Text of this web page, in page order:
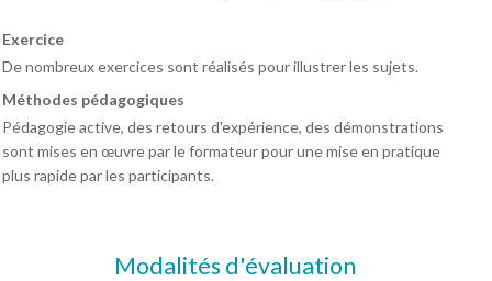
Exercice
De nombreux exercices sont réalisés pour illustrer les sujets.
Méthodes pédagogiques
Pédagogie active, des retours d'expérience, des démonstrations
sont mises en œuvre par le formateur pour une mise en pratique
plus rapide par les participants.
Modalités d'évaluation